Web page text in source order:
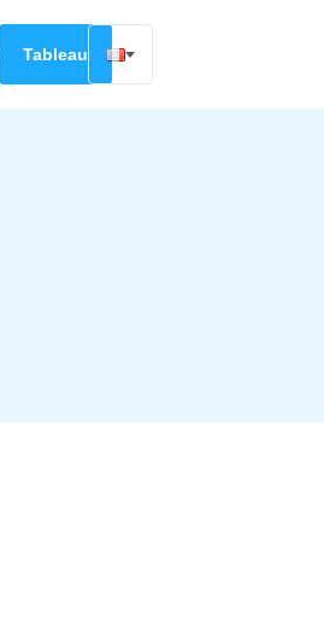
Tableau